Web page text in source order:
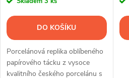
o
d
u
r
o
d
DO KOŠÍKU
Porcelánová replika oblíbeného
papírového tácku z vysoce
kvalitního českého porcelánu s